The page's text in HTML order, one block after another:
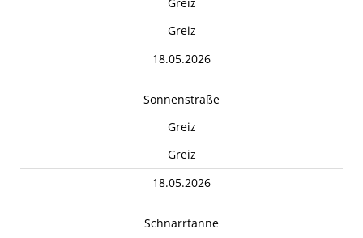
Greiz
18.05.2026
Sonnenstraße
Greiz
Greiz
18.05.2026
Schnarrtanne